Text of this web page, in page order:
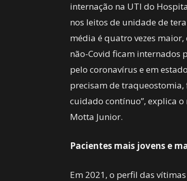
internação na UTI do
nos leitos de unidade de
média é quatro vezes maior,
não-Covid ficam internados
pelo coronavírus e em
precisam de
cuidado contínuo”, explica
Motta Junior.
Pacientes mais jovens e
Em 2021, o perfil das